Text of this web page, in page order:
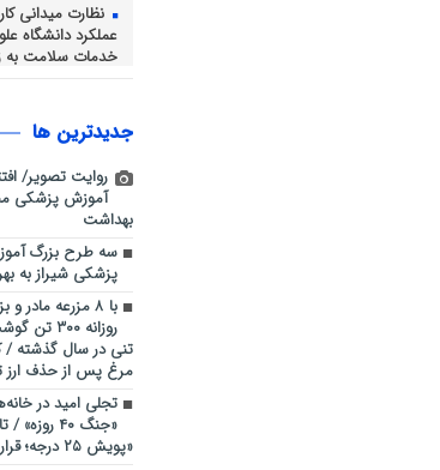
نظارت میدانی
عملکرد دانشگاه
خدمات سلامت به
رسانه، بازوی
امنیت اجتماعی
فرهنگ عاشورا،
اربعین حسینی
جديدترين ها
روایت تصویر/
آموزش پزشکی
بهداشت
سه طرح بزرگ
پزشکی شیراز به
با ۸ مزرعه
مرغ پس از حذف ارز
تجلی امید در
«جنگ ۴۰
«پویش ۲۵ درجه؛ قرار همدلی